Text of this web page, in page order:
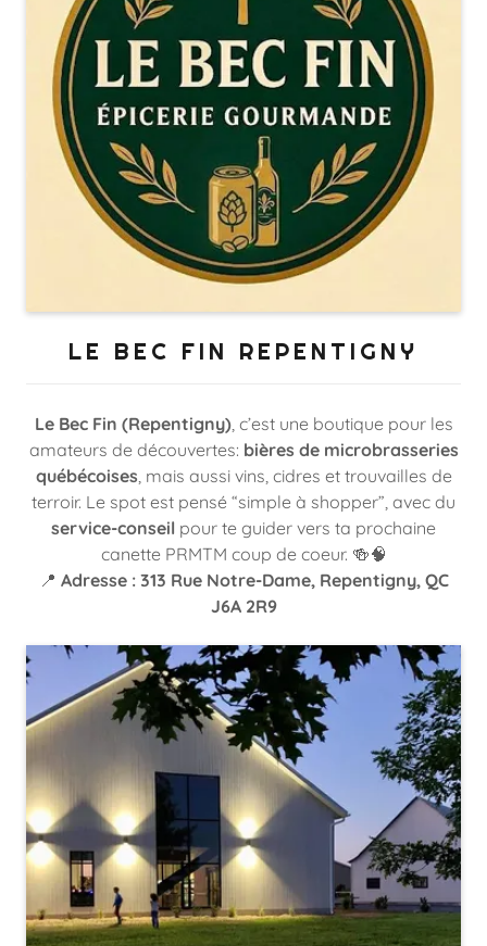
LE BEC FIN REPENTIGNY
Le Bec Fin (Repentigny), c’est une boutique pour les
amateurs de découvertes: bières de microbrasseries
québécoises , mais aussi vins, cidres et trouvailles de
terroir. Le spot est pensé “simple à shopper”, avec du
service-conseil pour te guider vers ta prochaine
canette PRMTM coup de coeur. 🍻🧠
📍 Adresse : 313 Rue Notre-Dame, Repentigny, QC
J6A 2R9